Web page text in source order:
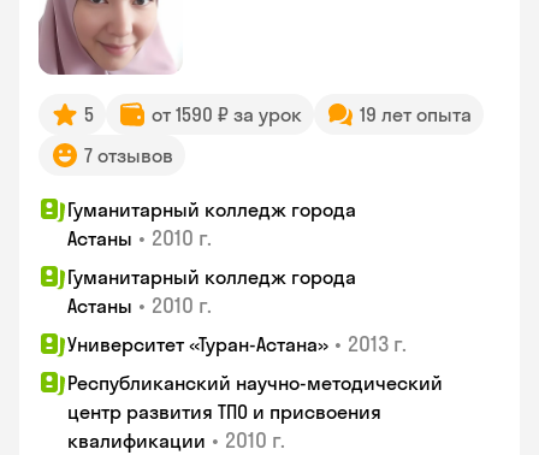
5 от 1590 ₽ за урок
19 лет опыта
7 отзывов
Гуманитарный колледж города
Астаны • 2010 г.
Гуманитарный колледж города
Астаны • 2010 г.
Университет «Туран-Астана» • 2013 г.
Республиканский научно-методический
центр развития ТПО и присвоения
квалификации • 2010 г.